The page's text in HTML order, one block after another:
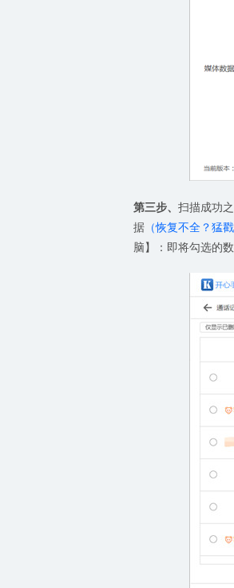
第三步、 扫描成功
据 （恢复不全？猛戳
脑】：即将勾选的